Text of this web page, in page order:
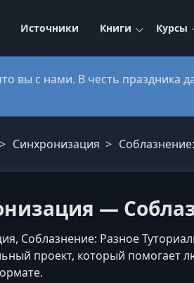
Источники Книги Курсы
вы с нами. В честь праздника
Синхронизация
—
Соблазнение: Разное
проект, который помогает